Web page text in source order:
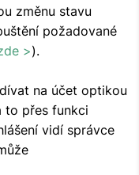
změnu stavu
požadované
>).
na účet optikou
to přes funkci
vidí správce